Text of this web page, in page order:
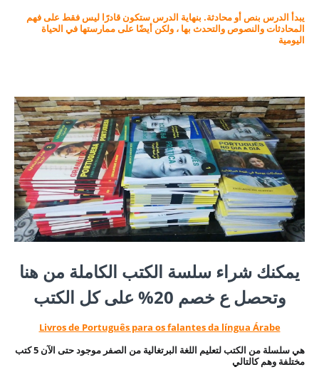
يبدأ الدرس بنص أو محادثة. بنهاية الدرس ستكون قادرًا ليس فقط على فهم
المحادثات والنصوص والتحدث بها ، ولكن أيضًا على ممارستها في الحياة
اليومية
يمكنك شراء سلسة الكتب الكاملة من هنا
وتحصل ع خصم 20% على كل الكتب
Livros de Português para os falantes da língua Árabe
هي سلسلة من الكتب لتعليم اللغة البرتغالية من الصفر موجود حتى الآن 5 كتب
مختلفة وهم كالتالي